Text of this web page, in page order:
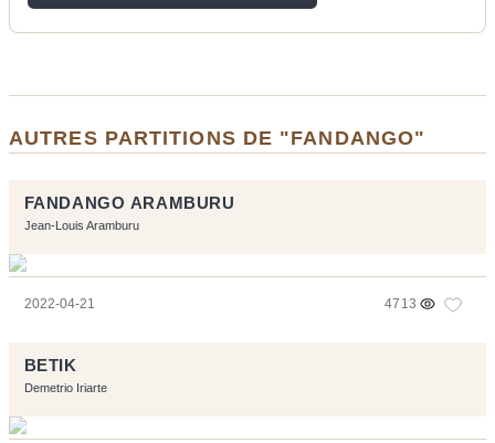
AUTRES PARTITIONS DE "FANDANGO"
FANDANGO ARAMBURU
Jean-Louis Aramburu
2022-04-21 4713
BETIK
Demetrio Iriarte